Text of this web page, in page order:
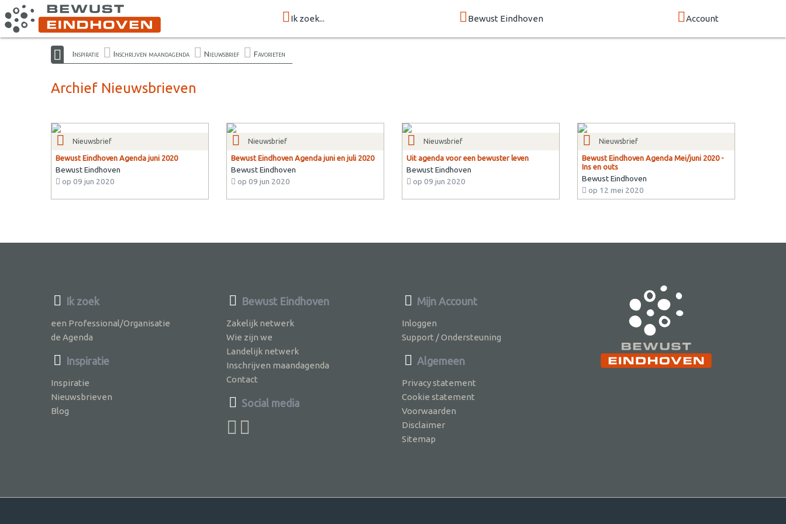
Ik zoek... Bewust Eindhoven Account
Inspiratie Inschrijven maandagenda Nieuwsbrief Favorieten
Archief Nieuwsbrieven
Nieuwsbrief
Bewust Eindhoven Agenda juni 2020
Bewust Eindhoven
op 09 jun 2020
Nieuwsbrief
Bewust Eindhoven Agenda juni en juli 2020
Bewust Eindhoven
op 09 jun 2020
Nieuwsbrief
Uit agenda voor een bewuster leven
Bewust Eindhoven
op 09 jun 2020
Nieuwsbrief
Bewust Eindhoven Agenda Mei/juni 2020 -
Ins en outs
Bewust Eindhoven
op 12 mei 2020
Ik zoek
een Professional/Organisatie
de Agenda
Inspiratie
Inspiratie
Nieuwsbrieven
Blog
Bewust Eindhoven
Zakelijk netwerk
Wie zijn we
Landelijk netwerk
Inschrijven maandagenda
Contact
Social media
Mijn Account
Inloggen
Support / Ondersteuning
Algemeen
Privacy statement
Cookie statement
Voorwaarden
Disclaimer
Sitemap